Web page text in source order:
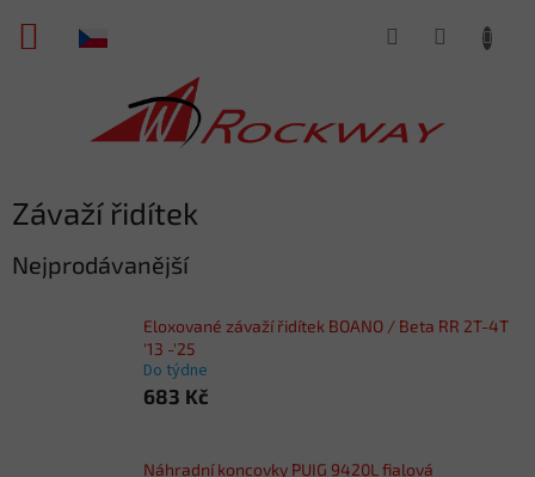
obsah
NÁKUPNÍ
Závaží řidítek
Nejprodávanější
Eloxované závaží řidítek BOANO / Beta RR 2T-4T
'13 -'25
Do týdne
683 Kč
Náhradní koncovky PUIG 9420L fialová